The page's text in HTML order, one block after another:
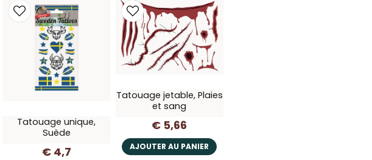
Tatouage unique,
Suède
€ 4,7
Tatouage jetable, Plaies
et sang
€ 5,66
AJOUTER AU PANIER